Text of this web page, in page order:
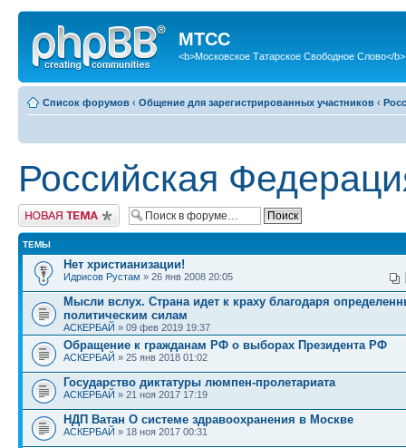
МТСС
<b>Московское Татарское Свободное Слово</b>
Список форумов ‹ Общение для зарегистрированных участников ‹
Российская
Новая тема
ТЕМЫ
Нет христианизации!
Идрисов Рустам » 26 янв 2008 20:05
Мысли вслух. Страна идет к краху благодаря
политическим силам
АСКЕРБАЙ » 09 фев 2019 19:37
Обращение к гражданам РФ о выборах Президента РФ
АСКЕРБАЙ » 25 янв 2018 01:02
Государство диктатуры люмпен-пролетариата
АСКЕРБАЙ » 21 ноя 2017 17:19
НДП Ватан О системе здравоохранения в Москве
АСКЕРБАЙ » 18 ноя 2017 00:31